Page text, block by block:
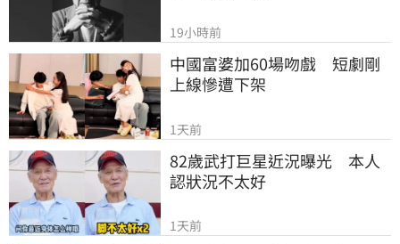
19小時前
中國富婆加60場吻戲　短劇剛
上線慘遭下架
1天前
82歲武打巨星近況曝光　本人
認狀況不太好
1天前